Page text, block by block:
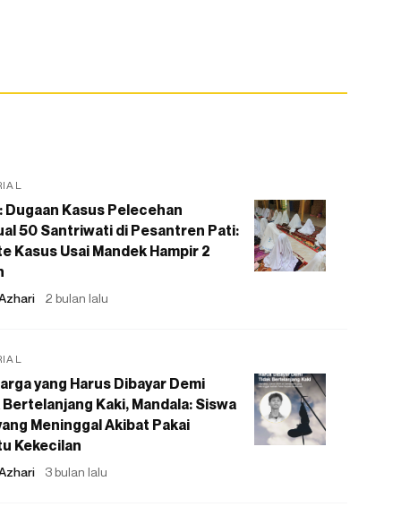
Dugaan Kasus Pelecehan
50 Santriwati di Pesantren Pati:
Kasus Usai Mandek Hampir 2
2 bulan lalu
yang Harus Dibayar Demi
Kaki, Mandala: Siswa
Meninggal Akibat Pakai
Kekecilan
3 bulan lalu